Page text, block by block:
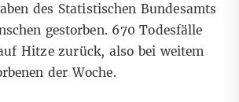
des Statistischen Bundesamts
gestorben. 670 Todesfälle
Hitze zurück, also bei weitem
der Woche.